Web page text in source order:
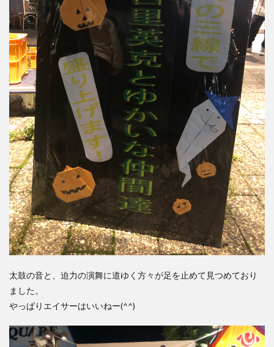
太鼓の音と、迫力の演舞に道ゆく方々が足を止めて見つめており
ました。
やっぱりエイサーはいいねー(^^)